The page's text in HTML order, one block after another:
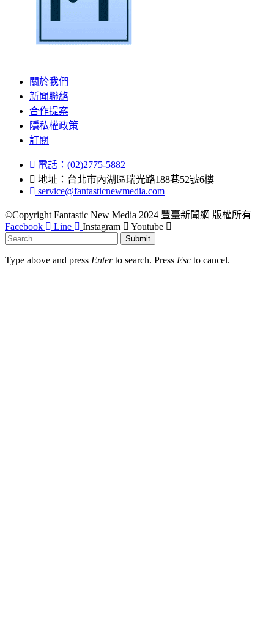
關於我們
新聞聯絡
合作提案
隱私權政策
訂閱
電話：(02)2775-5882
地址：台北市內湖區瑞光路188巷52號6樓
service@fantasticnewmedia.com
©Copyright Fantastic New Media 2024 豐臺新聞網 版權所有
Facebook
Line Instagram Youtube
Submit
Type above and press Enterto search. Press Esc to cancel.